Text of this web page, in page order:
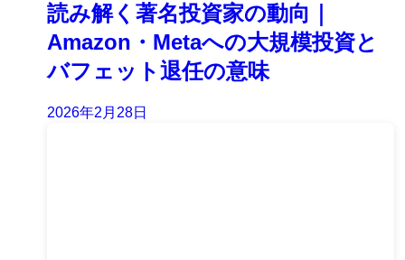
読み解く著名投資家の動向｜
Amazon・Metaへの大規模投資と
バフェット退任の意味
2026年2月28日